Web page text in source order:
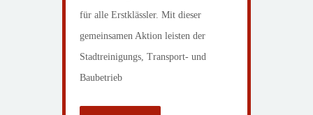
für alle Erstklässler. Mit dieser
gemeinsamen Aktion leisten der
Stadtreinigungs, Transport- und
Baubetrieb